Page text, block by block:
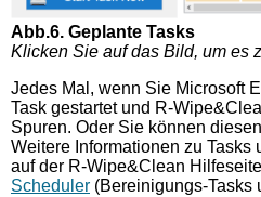
Abb.6. Geplante Tasks
Klicken Sie auf das Bild, um es
Jedes Mal, wenn Sie Microsoft
Task gestartet und R-
Spuren. Oder Sie können
Weitere Informationen zu
auf der R-Wipe&Clean
Scheduler (Bereinigungs-Tasks